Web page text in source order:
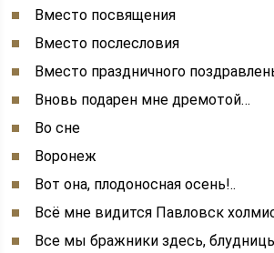
Вместо посвящения
Вместо послесловия
Вместо праздничного
Вновь подарен мне дремотой…
Во сне
Воронеж
Вот она, плодоносная осень!..
Всё мне видится Павловск
Все мы бражники здесь,